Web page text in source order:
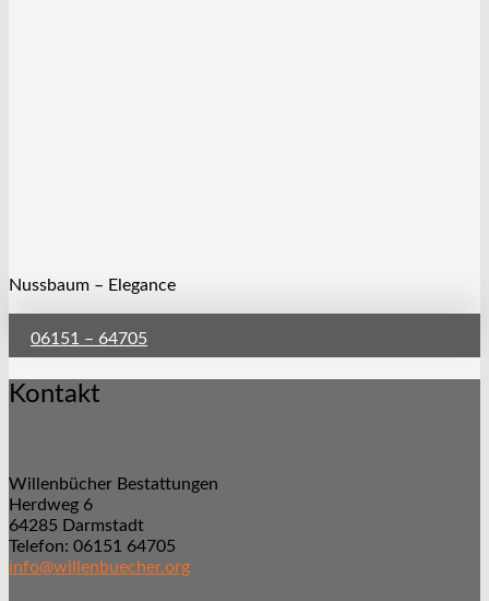
Nussbaum – Elegance
06151 – 64705
Kontakt
Willenbücher Bestattungen
Herdweg 6
64285 Darmstadt
Telefon: 06151 64705
info@willenbuecher.org